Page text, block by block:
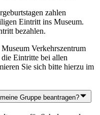
zahlen
Eintritt ins Museum.
bezahlen.
Verkehrszentrum
Eintritte bei allen
Sie sich bitte hierzu im
Gruppe beantragen?